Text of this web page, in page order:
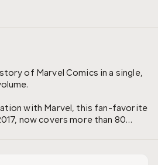
of Marvel Comics in a single,
with Marvel, this fan-favorite
now covers more than 80